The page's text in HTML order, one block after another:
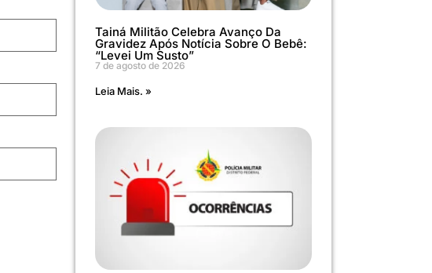
Tainá Militão Celebra Avanço Da
Gravidez Após Notícia Sobre O Bebê:
“Levei Um Susto”
7 de agosto de 2026
Leia Mais. »